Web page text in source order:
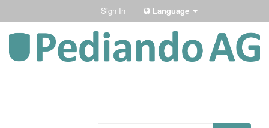
Sign In Language